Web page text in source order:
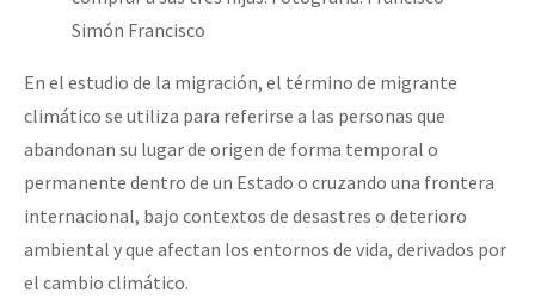
Simón Francisco
En el estudio de la migración, el término de migrante
climático se utiliza para referirse a las personas que
abandonan su lugar de origen de forma temporal o
permanente dentro de un Estado o cruzando una frontera
internacional, bajo contextos de desastres o deterioro
ambiental y que afectan los entornos de vida, derivados por
el cambio climático.